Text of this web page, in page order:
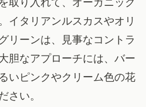
イタリアンルスカスやオリ
リーンは、見事なコントラ
胆なアプローチには、バー
いピンクやクリーム色の花
さい。